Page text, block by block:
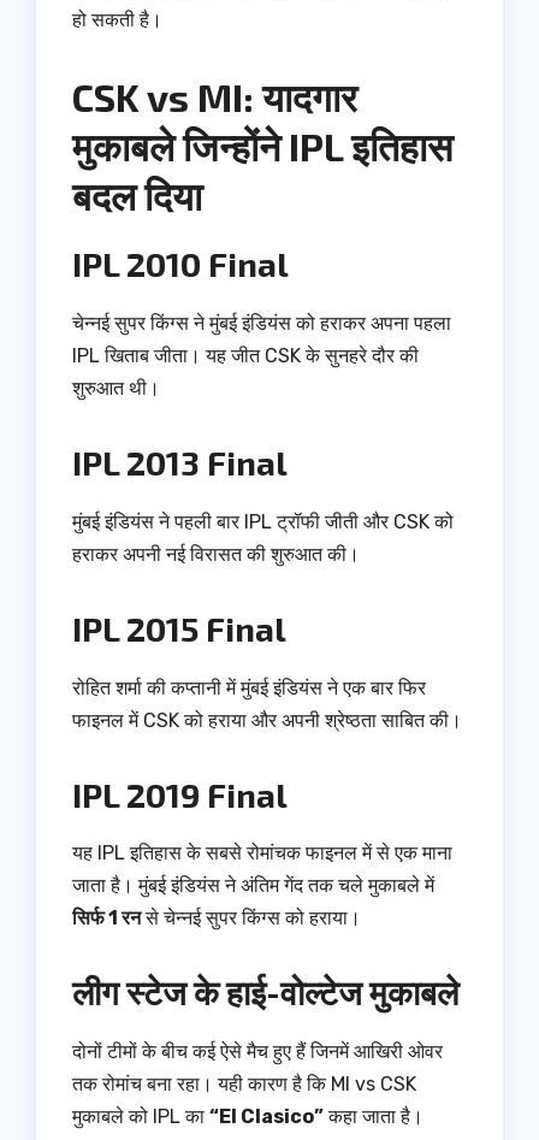
हो सकती है।
CSK vs MI: यादगार
मुकाबले जिन्होंने IPL इतिहास
बदल दिया
IPL 2010 Final
चेन्नई सुपर किंग्स ने मुंबई इंडियंस को हराकर अपना पहला
IPL खिताब जीता। यह जीत CSK के सुनहरे दौर की
शुरुआत थी।
IPL 2013 Final
मुंबई इंडियंस ने पहली बार IPL ट्रॉफी जीती और CSK को
हराकर अपनी नई विरासत की शुरुआत की।
IPL 2015 Final
रोहित शर्मा की कप्तानी में मुंबई इंडियंस ने एक बार फिर
फाइनल में CSK को हराया और अपनी श्रेष्ठता साबित की।
IPL 2019 Final
यह IPL इतिहास के सबसे रोमांचक फाइनल में से एक माना
जाता है। मुंबई इंडियंस ने अंतिम गेंद तक चले मुकाबले में
सिर्फ 1 रनसे चेन्नई सुपर किंग्स को हराया।
लीग स्टेज के हाई-वोल्टेज मुकाबले
दोनों टीमों के बीच कई ऐसे मैच हुए हैं जिनमें आखिरी ओवर
तक रोमांच बना रहा। यही कारण है कि MI vs CSK
मुकाबले को IPL का “El Clasico”कहा जाता है।